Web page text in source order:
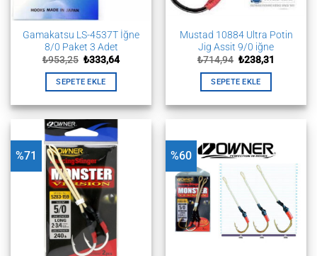
Gamakatsu LS-4537T İğne
8/0 Paket 3 Adet
₺953,25 Orijinal
₺953,25.
₺333,64Şu
SEPETE EKLE
Mustad 10884 Ultra Potin
Jig Assit 9/0 iğne
₺714,94 Orijinal
₺714,94.
₺238,31
SEPETE EKLE
%71 %60